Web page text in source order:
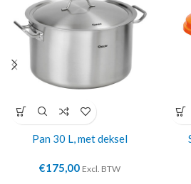
Pan 30 L, met deksel
€175,00 Excl. BTW